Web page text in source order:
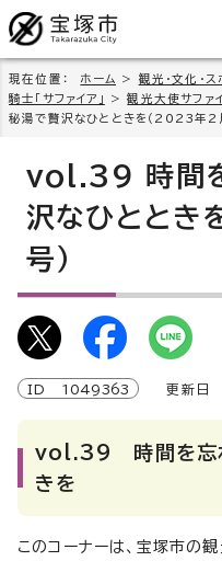
現在位置： ホーム > 観光・文化・ス
騎士「サファイア」
>観光大使サファ
秘湯で贅沢なひとときを（2023年2
vol.39 時間
沢なひととき
号）
ID 1049363 更新
vol.39 時間を忘
きを
このコーナーは、宝塚市の